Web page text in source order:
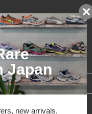
安心への取り組み